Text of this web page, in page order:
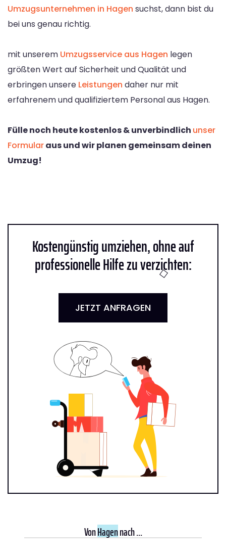
Umzugsunternehmen in Hagen suchst, dann bist du
bei uns genau richtig.
mit unserem Umzugsservice aus Hagen legen
größten Wert auf Sicherheit und Qualität und
erbringen unsere Leistungen daher nur mit
erfahrenem und qualifiziertem Personal aus Hagen.
Fülle noch heute kostenlos & unverbindlich unser
Formularaus und wir planen gemeinsam deinen
Umzug!
Kostengünstig umziehen, ohne auf
professionelle Hilfe zu verzichten:
JETZT ANFRAGEN
VonHagennach ...